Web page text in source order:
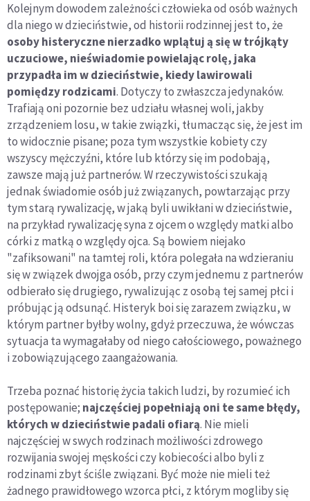
Kolejnym dowodem zależności człowieka od osób ważnych
dla niego w dzieciństwie, od historii rodzinnej jest to, że
osoby histeryczne nierzadko wplątuj ą się w trójkąty
uczuciowe, nieświadomie powielając rolę, jaka
przypadła im w dzieciństwie, kiedy lawirowali
pomiędzy rodzicami. Dotyczy to zwłaszcza jedynaków.
Trafiają oni pozornie bez udziału własnej woli, jakby
zrządzeniem losu, w takie związki, tłumacząc się, że jest im
to widocznie pisane; poza tym wszystkie kobiety czy
wszyscy mężczyźni, które lub którzy się im podobają,
zawsze mają już partnerów. W rzeczywistości szukają
jednak świadomie osób już związanych, powtarzając przy
tym starą rywalizację, w jaką byli uwikłani w dzieciństwie,
na przykład rywalizację syna z ojcem o względy matki albo
córki z matką o względy ojca. Są bowiem niejako
"zafiksowani" na tamtej roli, która polegała na wdzieraniu
się w związek dwojga osób, przy czym jednemu z partnerów
odbierało się drugiego, rywalizując z osobą tej samej płci i
próbując ją odsunąć. Histeryk boi się zarazem związku, w
którym partner byłby wolny, gdyż przeczuwa, że wówczas
sytuacja ta wymagałaby od niego całościowego, poważnego
i zobowiązującego zaangażowania.
Trzeba poznać historię życia takich ludzi, by rozumieć ich
postępowanie; najczęściej popełniają oni te same błędy,
których w dzieciństwie padali ofiarą. Nie mieli
najczęściej w swych rodzinach możliwości zdrowego
rozwijania swojej męskości czy kobiecości albo byli z
rodzinami zbyt ściśle związani. Być może nie mieli też
żadnego prawidłowego wzorca płci, z którym mogliby się